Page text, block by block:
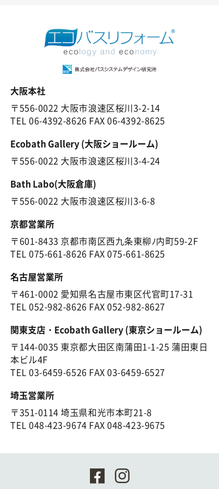
大阪本社
〒556-0022 大阪市浪速区桜川3-2-14
TEL 06-4392-8626 FAX 06-4392-8625
Ecobath Gallery (大阪ショールーム)
〒556-0022 大阪市浪速区桜川3-4-24
Bath Labo(大阪倉庫)
〒556-0022 大阪市浪速区桜川3-6-8
京都営業所
〒601-8433 京都市南区西九条東柳ﾉ内町59-2F
TEL 075-661-8626 FAX 075-661-8625
名古屋営業所
〒461-0002 愛知県名古屋市東区代官町17-31
TEL 052-982-8626 FAX 052-982-8627
関東支店・Ecobath Gallery (東京ショールーム)
〒144-0035 東京都大田区南蒲田1-1-25 蒲田東日
本ビル4F
TEL 03-6459-6526 FAX 03-6459-6527
埼玉営業所
〒351-0114 埼玉県和光市本町21-8
TEL 048-423-9674 FAX 048-423-9675